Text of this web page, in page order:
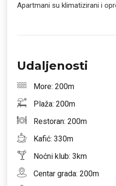
Apartmani su klimatizirani i
Udaljenosti
More: 200m
Plaža: 200m
Restoran: 200m
Kafić: 330m
Noćni klub: 3km
Centar grada: 200m